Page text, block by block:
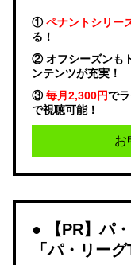
①ペナントシリー
る！
② オフシーズンも
ンテンツが充実！
③毎月2,300円で
で視聴可能！
お
【PR】パ
「パ・リー